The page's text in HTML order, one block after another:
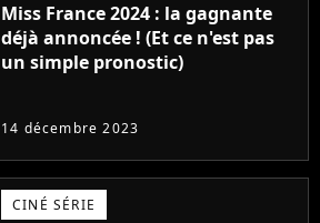
Miss France 2024 : la gagnante
déjà annoncée ! (Et ce n'est pas
un simple pronostic)
14 décembre 2023
CINÉ SÉRIE